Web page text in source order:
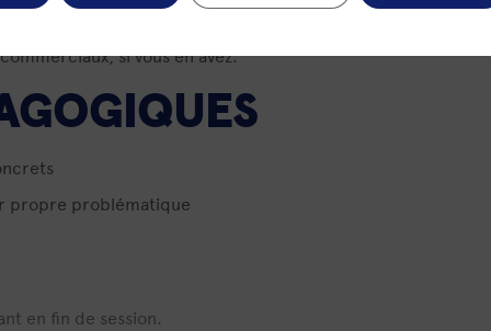
si vous en avez.
propre problématique
en fin de session.